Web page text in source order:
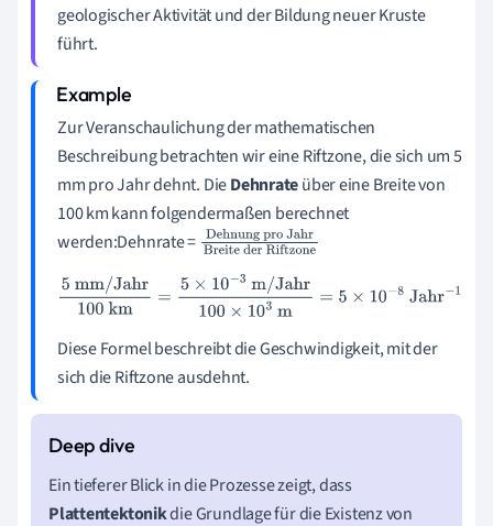
geologischer Aktivität und der Bildung neuer Kruste
führt.
Zur Veranschaulichung der mathematischen
Beschreibung betrachten wir eine Riftzone, die sich um 5
mm pro Jahr dehnt. DieDehnrateüber eine Breite von
100 km kann folgendermaßen berechnet
werden:Dehnrate = Dehnung pro
JahrBreite der
Riftzone
5mm/Jahr100km=5 ×10 3 m/Jahr100× 103 m=5× 10−8Ja
hr−1
Diese Formel beschreibt die Geschwindigkeit, mit der
sich die Riftzone ausdehnt.
Ein tieferer Blick in die Prozesse zeigt, dass
Plattentektonikdie Grundlage für die Existenz von